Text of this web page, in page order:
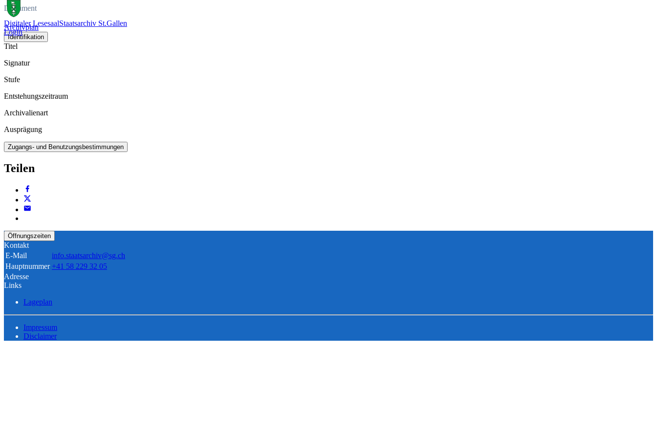
Digitaler LesesaalStaatsarchiv St.Gallen
Login
Dokument
Archivplan
Identifikation
Titel
Signatur
Stufe
Entstehungszeitraum
Archivalienart
Ausprägung
Zugangs- und Benutzungsbestimmungen
Teilen
Öffnungszeiten
Kontakt
E-Mail
info.staatsarchiv@sg.ch
Hauptnummer +41 58 229 32 05
Adresse
Links
Lageplan
Impressum
Disclaimer